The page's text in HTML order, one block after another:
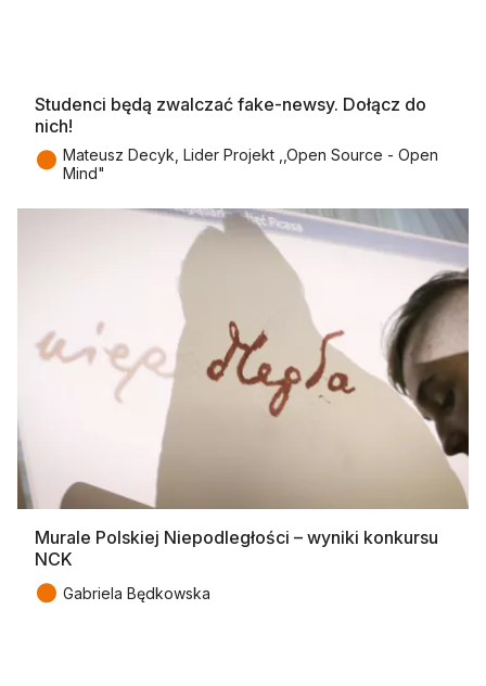
Studenci będą zwalczać fake-newsy. Dołącz do
nich!
● Mateusz Decyk, Lider Projekt ,,Open Source - Open
Mind"
Murale Polskiej Niepodległości – wyniki konkursu
NCK
● Gabriela Będkowska